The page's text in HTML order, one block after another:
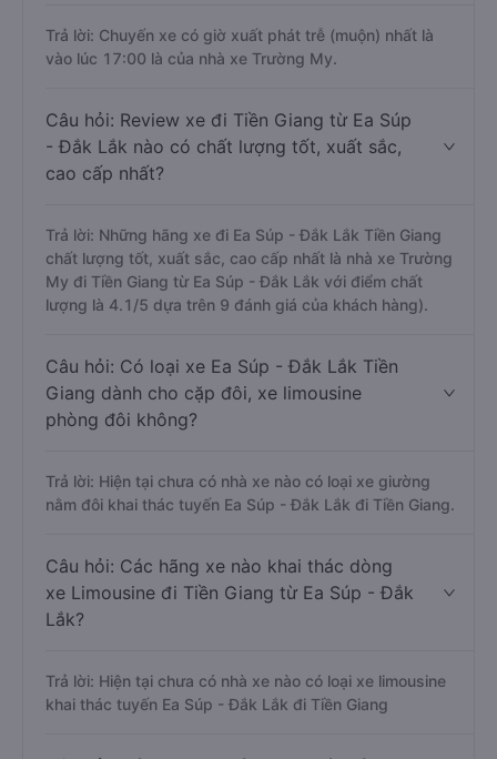
Trả lời: Chuyến xe có giờ xuất phát trễ (muộn) nhất là
vào lúc 17:00 là của nhà xe Trường My.
Câu hỏi: Review xe đi Tiền Giang từ Ea Súp
- Đắk Lắk nào có chất lượng tốt, xuất sắc,
cao cấp nhất?
Trả lời: Những hãng xe đi Ea Súp - Đắk Lắk Tiền Giang
chất lượng tốt, xuất sắc, cao cấp nhất là nhà xe Trường
My đi Tiền Giang từ Ea Súp - Đắk Lắk với điểm chất
lượng là 4.1/5 dựa trên 9 đánh giá của khách hàng).
Câu hỏi: Có loại xe Ea Súp - Đắk Lắk Tiền
Giang dành cho cặp đôi, xe limousine
phòng đôi không?
Trả lời: Hiện tại chưa có nhà xe nào có loại xe giường
nằm đôi khai thác tuyến Ea Súp - Đắk Lắk đi Tiền Giang.
Câu hỏi: Các hãng xe nào khai thác dòng
xe Limousine đi Tiền Giang từ Ea Súp - Đắk
Lắk?
Trả lời: Hiện tại chưa có nhà xe nào có loại xe limousine
khai thác tuyến Ea Súp - Đắk Lắk đi Tiền Giang